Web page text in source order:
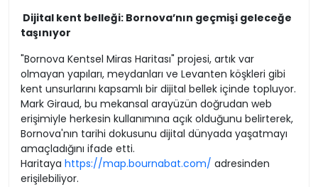
Dijital kent belleği: Bornova’nın geçmişi geleceğe
taşınıyor
"Bornova Kentsel Miras Haritası" projesi, artık var
olmayan yapıları, meydanları ve Levanten köşkleri gibi
kent unsurlarını kapsamlı bir dijital bellek içinde topluyor.
Mark Giraud, bu mekansal arayüzün doğrudan web
erişimiyle herkesin kullanımına açık olduğunu belirterek,
Bornova'nın tarihi dokusunu dijital dünyada yaşatmayı
amaçladığını ifade etti.
Haritaya https://map.bournabat.com/ adresinden
erişilebiliyor.